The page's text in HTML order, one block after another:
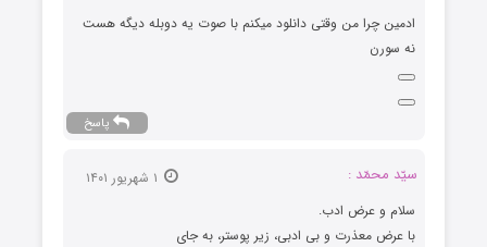
ادمین چرا من وقتی دانلود میکنم با صوت یه دوبله دیگه هست
نه سورن
پاسخ
سیّد محمّد :
سلام و عرض ادب.
با عرض معذرت و بی ادبی، زیر پوستر، به جای